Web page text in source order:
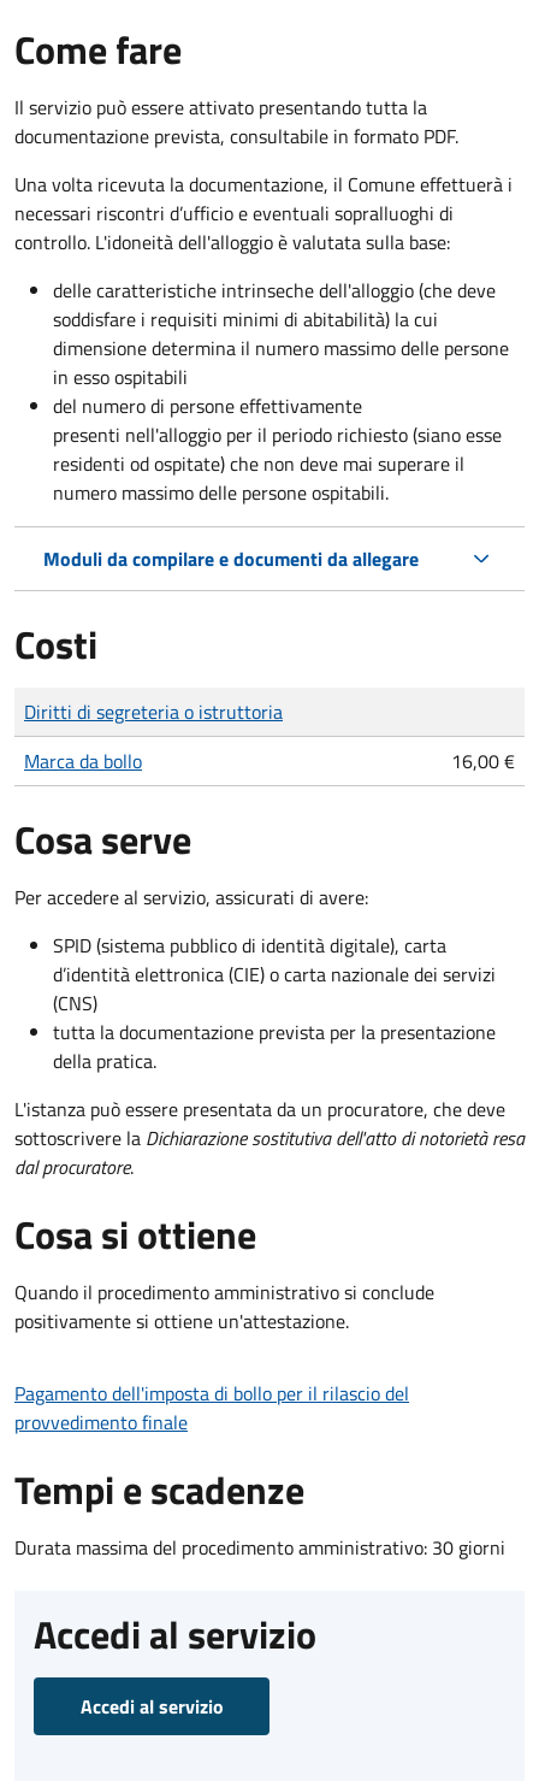
Come fare
Il servizio può essere attivato presentando tutta la
documentazione prevista, consultabile in formato PDF.
Una volta ricevuta la documentazione, il Comune effettuerà i
necessari riscontri d’ufficio e eventuali sopralluoghi di
controllo. L'idoneità dell'alloggio è valutata sulla base:
delle caratteristiche intrinseche dell'alloggio (che deve
soddisfare i requisiti minimi di abitabilità) la cui
dimensione determina il numero massimo delle persone
in esso ospitabili
del numero di persone effettivamente
presenti nell'alloggio per il periodo richiesto (siano esse
residenti od ospitate) che non deve mai superare il
numero massimo delle persone ospitabili.
Moduli da compilare e documenti da allegare
Costi
Tipo di pagamento
Importo
Diritti di segreteria o istruttoria
Marca da bollo
16,00 €
Cosa serve
Per accedere al servizio, assicurati di avere:
SPID (sistema pubblico di identità digitale), carta
d’identità elettronica (CIE) o carta nazionale dei servizi
(CNS)
tutta la documentazione prevista per la presentazione
della pratica.
L'istanza può essere presentata da un procuratore, che deve
sottoscrivere la Dichiarazione sostitutiva dell'atto di notorietà resa
dal procuratore.
Cosa si ottiene
Quando il procedimento amministrativo si conclude
positivamente si ottiene un'attestazione.
Pagamento dell'imposta di bollo per il rilascio del
provvedimento finale
Tempi e scadenze
Durata massima del procedimento amministrativo: 30 giorni
Accedi al servizio
Accedi al servizio